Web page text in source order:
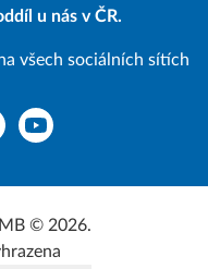
u nás v ČR.
všech sociálních sítích
YouTube
© 2026.